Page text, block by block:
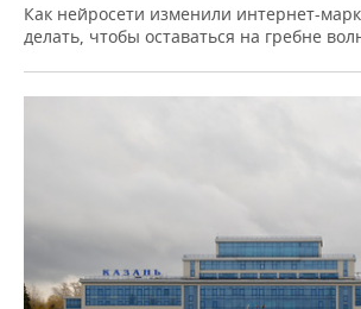
Как нейросети изменили интернет-
делать, чтобы оставаться на гребне